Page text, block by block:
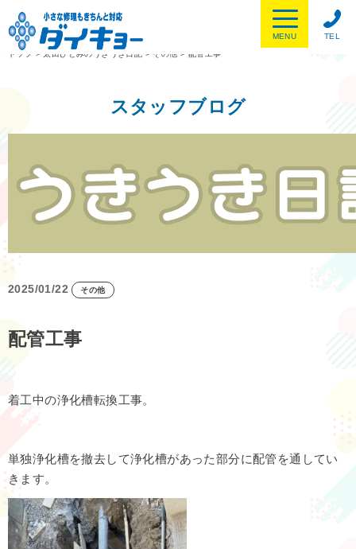
TEL
MENU
トップ
> 太田ひとみのうきうき日記 > その他 > 配管工事
スタッフブログ
2025/01/22 その他
配管工事
着工中の浄化槽転換工事。
単独浄化槽を撤去して浄化槽があった部分に配管を通してい
きます。